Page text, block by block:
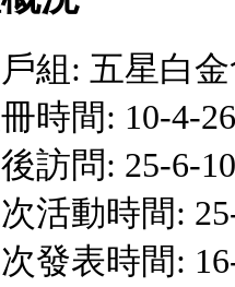
組: 五星白
時間: 10-4-
訪問: 25-6-
次活動時間:
次發表時間: